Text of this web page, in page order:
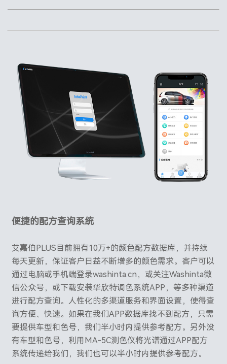
便捷的配方查询系统
艾嘉伯PLUS目前拥有10万+的颜色配方数据库，并持续
每天更新，保证客户日益不断增多的颜色需求。客户可以
通过电脑或手机端登录washinta.cn，或关注Washinta微
信公众号，或下载安装华欣特调色系统APP，等多种渠道
进行配方查询。人性化的多渠道服务和界面设置，使得查
询方便、快速。如果在我们APP数据库找不到配方，只需
要提供车型和色号，我们半小时内提供参考配方。另外没
有车型和色号，利用MA-5C测色仪将光谱通过APP配方
系统传递给我们，我们也可以半小时内提供参考配方。